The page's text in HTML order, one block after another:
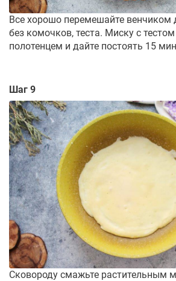
Все хорошо перемешайте венчиком
без комочков, теста. Миску с
полотенцем и дайте постоять 15
Шаг 9
Сковороду смажьте растительным